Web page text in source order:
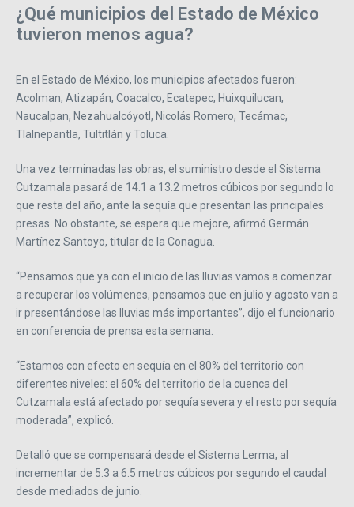
¿Qué municipios del Estado de México
tuvieron menos agua?
En el Estado de México, los municipios afectados fueron:
Acolman, Atizapán, Coacalco, Ecatepec, Huixquilucan,
Naucalpan, Nezahualcóyotl, Nicolás Romero, Tecámac,
Tlalnepantla, Tultitlán y Toluca.
Una vez terminadas las obras, el suministro desde el Sistema
Cutzamala pasará de 14.1 a 13.2 metros cúbicos por segundo lo
que resta del año, ante la sequía que presentan las principales
presas. No obstante, se espera que mejore, afirmó Germán
Martínez Santoyo, titular de la Conagua.
“Pensamos que ya con el inicio de las lluvias vamos a comenzar
a recuperar los volúmenes, pensamos que en julio y agosto van a
ir presentándose las lluvias más importantes”, dijo el funcionario
en conferencia de prensa esta semana.
“Estamos con efecto en sequía en el 80% del territorio con
diferentes niveles: el 60% del territorio de la cuenca del
Cutzamala está afectado por sequía severa y el resto por sequía
moderada”, explicó.
Detalló que se compensará desde el Sistema Lerma, al
incrementar de 5.3 a 6.5 metros cúbicos por segundo el caudal
desde mediados de junio.